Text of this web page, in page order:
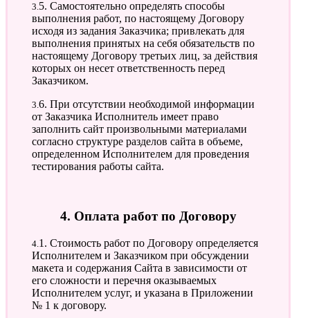
3.5. Самостоятельно определять способы
выполнения работ, по настоящему Договору
исходя из задания Заказчика; привлекать для
выполнения принятых на себя обязательств по
настоящему Договору третьих лиц, за действия
которых он несет ответственность перед
Заказчиком.
3.6. При отсутствии необходимой информации
от Заказчика Исполнитель имеет право
заполнить сайт произвольными материалами
согласно структуре разделов сайта в объеме,
определенном Исполнителем для проведения
тестирования работы сайта.
4. Оплата работ по Договору
4.1. Стоимость работ по Договору определяется
Исполнителем и Заказчиком при обсуждении
макета и содержания Сайта в зависимости от
его сложности и перечня оказываемых
Исполнителем услуг, и указана в Приложении
№ 1 к договору.